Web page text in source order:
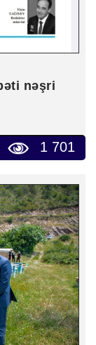
nəşri
1 701